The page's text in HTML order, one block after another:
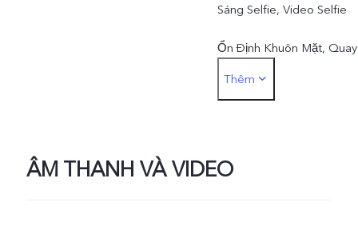
Sáng Selfie, Video Selfie
Ổn Định Khuôn Mặt, Quay
Chuyển Động Chậm,
Dung Nghệ Thuật, Chân
Thêm
ÂM THANH VÀ VIDEO